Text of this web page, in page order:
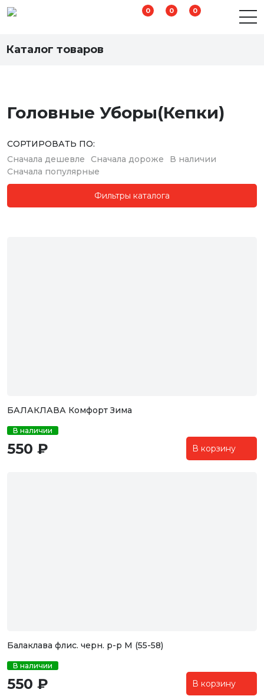
0 0 0
Каталог товаров
Головные Уборы(Кепки)
СОРТИРОВАТЬ ПО:
Сначала дешевле
Сначала дороже
В наличии
Сначала популярные
Фильтры каталога
БАЛАКЛАВА Комфорт Зима
В наличии
550 ₽ В корзину
Балаклава флис. черн. р-р M (55-58)
В наличии
550 ₽ В корзину